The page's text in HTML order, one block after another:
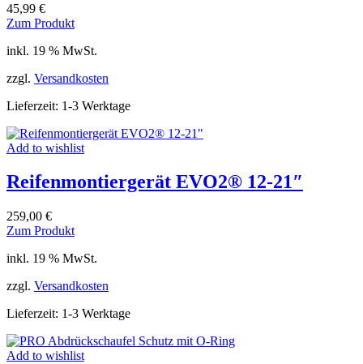
45,99 €
Zum Produkt
inkl. 19 % MwSt.
zzgl. Versandkosten
Lieferzeit: 1-3 Werktage
Add to wishlist
Reifenmontiergerät EVO2® 12-21″
259,00 €
Zum Produkt
inkl. 19 % MwSt.
zzgl. Versandkosten
Lieferzeit: 1-3 Werktage
Add to wishlist